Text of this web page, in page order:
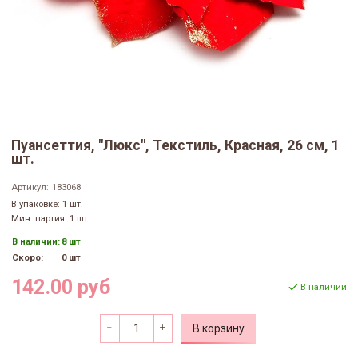
Пуансеттия, "Люкс", Текстиль, Красная, 26 см, 1
шт.
Артикул: 183068
В упаковке: 1 шт.
Мин. партия: 1 шт
В наличии: 8 шт
Скоро:
0 шт
142.00 руб В наличии
В корзину